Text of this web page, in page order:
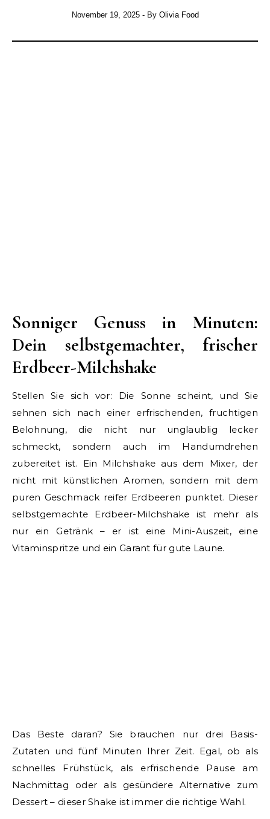
November 19, 2025 - By Olivia Food
Sonniger Genuss in Minuten:
Dein selbstgemachter, frischer
Erdbeer-Milchshake
Stellen Sie sich vor: Die Sonne scheint, und Sie
sehnen sich nach einer erfrischenden, fruchtigen
Belohnung, die nicht nur unglaublig lecker
schmeckt, sondern auch im Handumdrehen
zubereitet ist. Ein Milchshake aus dem Mixer, der
nicht mit künstlichen Aromen, sondern mit dem
puren Geschmack reifer Erdbeeren punktet. Dieser
selbstgemachte Erdbeer-Milchshake ist mehr als
nur ein Getränk – er ist eine Mini-Auszeit, eine
Vitaminspritze und ein Garant für gute Laune.
Das Beste daran? Sie brauchen nur drei Basis-
Zutaten und fünf Minuten Ihrer Zeit. Egal, ob als
schnelles Frühstück, als erfrischende Pause am
Nachmittag oder als gesündere Alternative zum
Dessert – dieser Shake ist immer die richtige Wahl.